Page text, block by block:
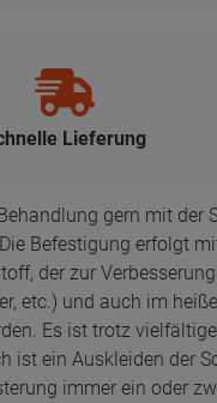
Lieferung
gern mit der
Befestigung erfolgt
der zur
etc.) und auch im
Es ist trotz
ist ein Auskleiden der
immer ein oder